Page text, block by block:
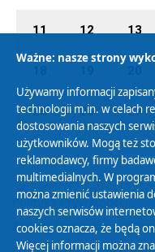
11 12 13
25 26 27
Polityka Prywatności
Zasady korzystania z
Ważne: nasze strony
Używamy informacji
technologii m.in. w celach
dostosowania naszych
użytkowników. Mogą też
reklamodawcy, firmy
multimedialnych. W
można zmienić ustawienia
naszych serwisów
cookies oznacza, że będą
Więcej informacji można